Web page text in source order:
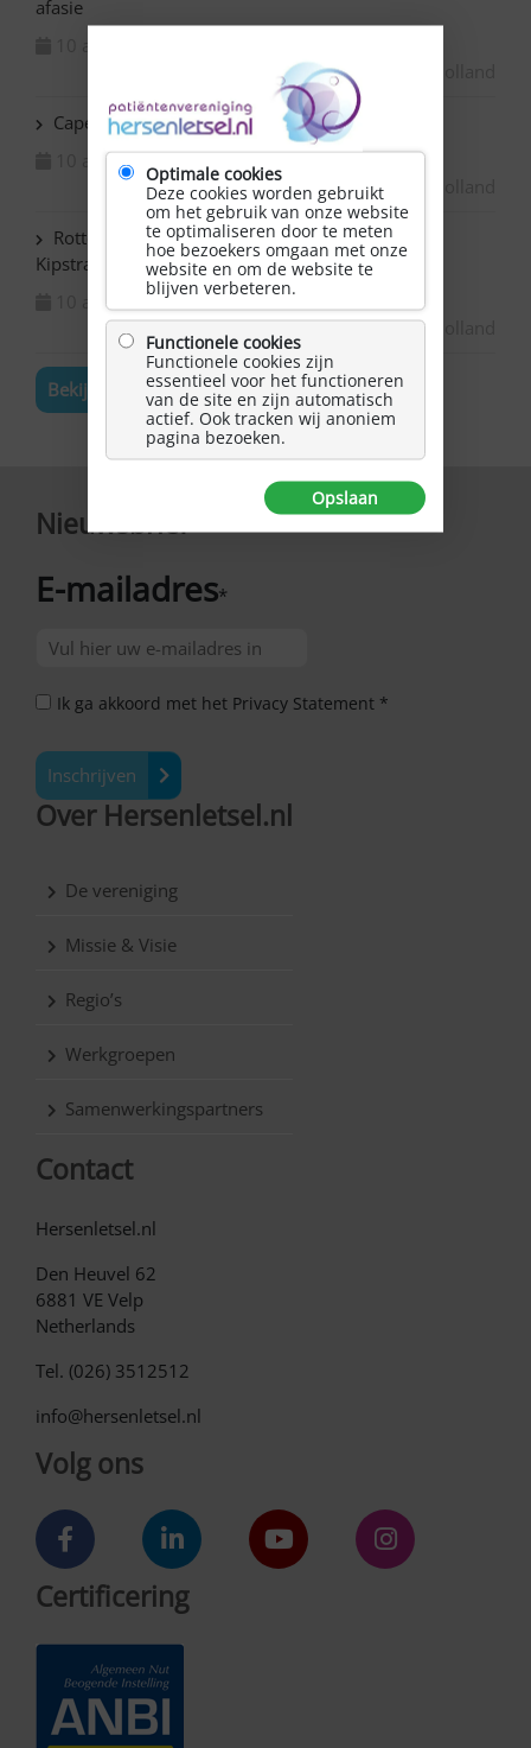
afasie
Capelle ad IJssel Beemsterhoek – Klaverjassen
10 augustus 2026
Rotterdam Centrum – NAH bijeenkomst in de
Kipstraat
10 augustus 2026
Zuid-Holland
Bekijk de volledige agenda
Nieuwsbrief
E-mailadres*
Ik ga akkoord met het Privacy Statement *
Inschrijven
Over Hersenletsel.nl
De vereniging
Missie & Visie
Regio’s
Werkgroepen
Samenwerkingspartners
Contact
Hersenletsel.nl
Den Heuvel 62
6881 VE Velp
Netherlands
Tel. (026) 3512512
info@hersenletsel.nl
Volg ons
Certificering
Optimale cookies
Deze cookies worden gebruikt
om het gebruik van onze website
te optimaliseren door te meten
hoe bezoekers omgaan met onze
website en om de website te
blijven verbeteren.
Functionele cookies
Functionele cookies zijn
essentieel voor het functioneren
van de site en zijn automatisch
actief. Ook tracken wij anoniem
pagina bezoeken.
Opslaan